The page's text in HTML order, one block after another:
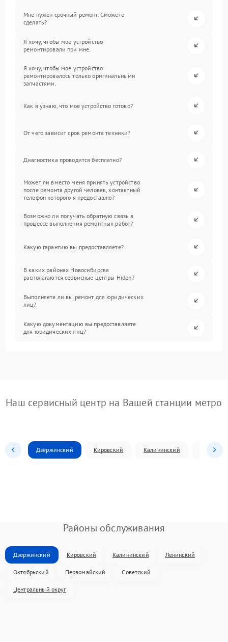
Мне нужен срочный ремонт. Сможете
сделать?
Я хочу, чтобы мое устройство
ремонтировали при мне.
Я хочу, чтобы мое устройство
ремонтировалось только оригинальными
запчастями.
Как я узнаю, что мое устройство готово?
От чего зависит срок ремонта техники?
Диагностика проводится бесплатно?
Может ли вместо меня принять устройство
после ремонта другой человек, контактный
телефон которого я предоставлю?
Возможно ли получать обратную связь в
процессе выполнения ремонтных работ?
Какую гарантию вы предоставляете?
В каких районах Новосибирска
располагаются сервисные центры Hiden?
Выполняете ли вы ремонт для юридических
лиц?
Какую документацию вы предоставляете
для юридических лиц?
Наш сервисный центр на Вашей станции метро
Дзержинский Кировский Калининский
Районы обслуживания
Дзержинский Кировский Калининский Ленинский
Октябрьский Первомайский Советский
Центральный округ